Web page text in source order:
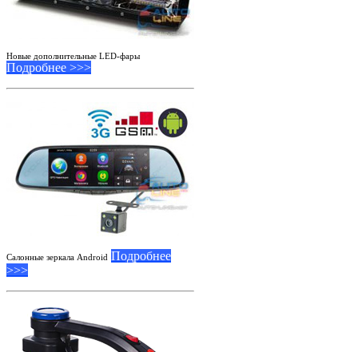
Новые дополнительные LED-фары
Подробнее >>>
Салонные зеркала Android Подробнее
>>>